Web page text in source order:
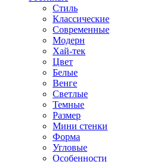
Стиль
Классические
Современные
Модерн
Хай-тек
Цвет
Белые
Венге
Светлые
Темные
Размер
Мини стенки
Форма
Угловые
Особенности